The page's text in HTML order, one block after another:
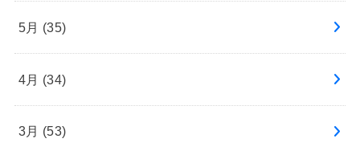
5月 (35)
4月 (34)
3月 (53)